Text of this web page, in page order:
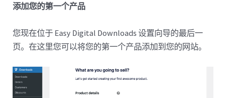
添加您的第一个产品
您现在位于 Easy Digital Downloads 设置向导的最后一
页。在这里您可以将您的第一个产品添加到您的网站。